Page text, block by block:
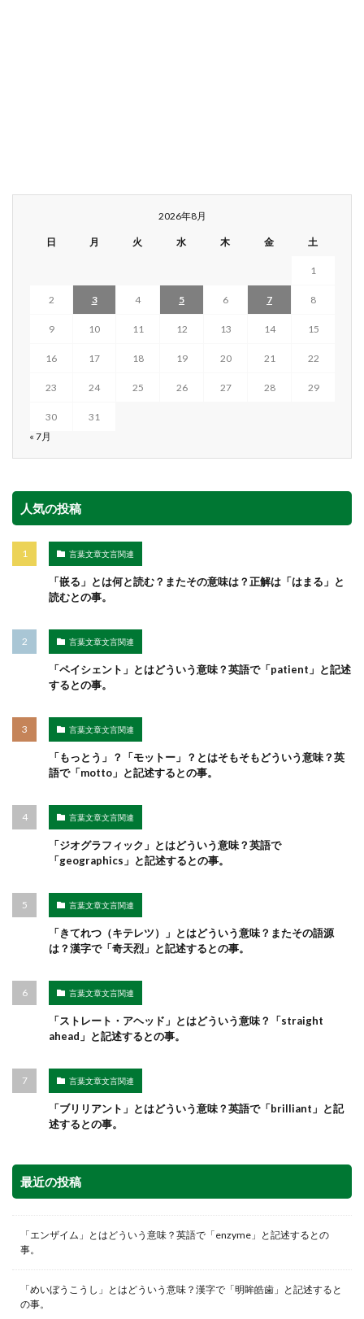
2026年8月
日 月 火 水 木 金 土
1
2 3 4 5 6 7 8
9 10 11 12 13 14 15
16 17 18 19 20 21 22
23 24 25 26 27 28 29
30
31
« 7月
人気の投稿
言葉文章文言関連
「嵌る」とは何と読む？またその意味は？正解は「はまる」と
読むとの事。
言葉文章文言関連
「ペイシェント」とはどういう意味？英語で「patient」と記述
するとの事。
言葉文章文言関連
「もっとう」？「モットー」？とはそもそもどういう意味？英
語で「motto」と記述するとの事。
言葉文章文言関連
「ジオグラフィック」とはどういう意味？英語で
「geographics」と記述するとの事。
言葉文章文言関連
「きてれつ（キテレツ）」とはどういう意味？またその語源
は？漢字で「奇天烈」と記述するとの事。
言葉文章文言関連
「ストレート・アヘッド」とはどういう意味？「straight
ahead」と記述するとの事。
言葉文章文言関連
「ブリリアント」とはどういう意味？英語で「brilliant」と記
述するとの事。
最近の投稿
「エンザイム」とはどういう意味？英語で「enzyme」と記述するとの
事。
「めいぼうこうし」とはどういう意味？漢字で「明眸皓歯」と記述すると
の事。